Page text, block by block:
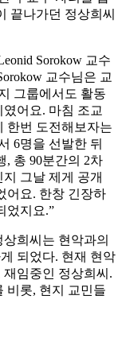
끝나가던 정상희씨
Sorokow 교수
교수님은 교
그룹에서도 활동
어요. 마침 조교
한번 도전해보자는
6명을 선발한 뒤
, 총 90분간의 2차
그날 제게 공개
어요. 한창 긴장하
었지요.”
희씨는 현악과의
되었다. 현재 현악
임중인 정상희씨.
비롯, 현지 교민들